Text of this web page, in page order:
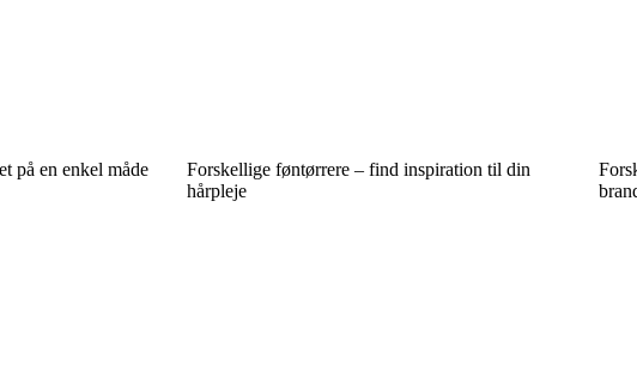
på en enkel måde
Forskellige føntørrere – find inspiration til din
hårpleje